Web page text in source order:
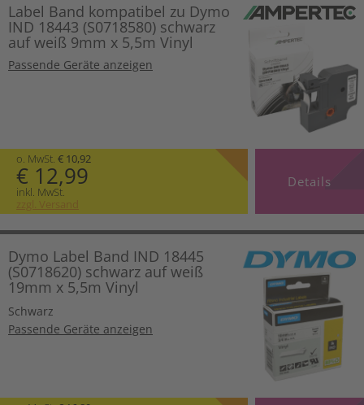
Label Band kompatibel zu Dymo
IND 18443 (S0718580) schwarz
auf weiß 9mm x 5,5m Vinyl
Passende Geräte anzeigen
o. MwSt. € 10,92
€ 12,99
inkl. MwSt.
zzgl. Versand
Details
Dymo Label Band IND 18445
(S0718620) schwarz auf weiß
19mm x 5,5m Vinyl
Schwarz
Passende Geräte anzeigen